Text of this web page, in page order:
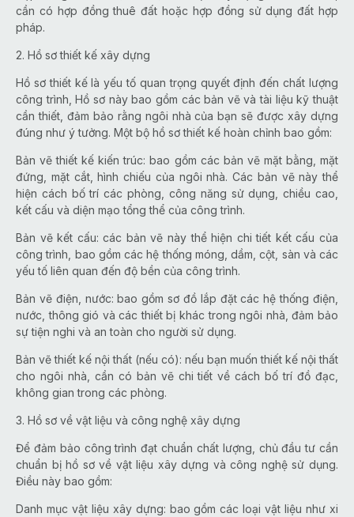
cần có hợp đồng thuê đất hoặc hợp đồng sử dụng đất hợp
pháp.
2. Hồ sơ thiết kế xây dựng
Hồ sơ thiết kế là yếu tố quan trọng quyết định đến chất lượng
công trình, Hồ sơ này bao gồm các bản vẽ và tài liệu kỹ thuật
cần thiết, đảm bảo rằng ngôi nhà của bạn sẽ được xây dựng
đúng như ý tưởng. Một bộ hồ sơ thiết kế hoàn chỉnh bao gồm:
Bản vẽ thiết kế kiến trúc: bao gồm các bản vẽ mặt bằng, mặt
đứng, mặt cắt, hình chiếu của ngôi nhà. Các bản vẽ này thể
hiện cách bố trí các phòng, công năng sử dụng, chiều cao,
kết cấu và diện mạo tổng thể của công trình.
Bản vẽ kết cấu: các bản vẽ này thể hiện chi tiết kết cấu của
công trình, bao gồm các hệ thống móng, dầm, cột, sàn và các
yếu tố liên quan đến độ bền của công trình.
Bản vẽ điện, nước: bao gồm sơ đồ lắp đặt các hệ thống điện,
nước, thông gió và các thiết bị khác trong ngôi nhà, đảm bảo
sự tiện nghi và an toàn cho người sử dụng.
Bản vẽ thiết kế nội thất (nếu có): nếu bạn muốn thiết kế nội thất
cho ngôi nhà, cần có bản vẽ chi tiết về cách bố trí đồ đạc,
không gian trong các phòng.
3. Hồ sơ về vật liệu và công nghệ xây dựng
Để đảm bảo công trình đạt chuẩn chất lượng, chủ đầu tư cần
chuẩn bị hồ sơ về vật liệu xây dựng và công nghệ sử dụng.
Điều này bao gồm:
Danh mục vật liệu xây dựng: bao gồm các loại vật liệu như xi